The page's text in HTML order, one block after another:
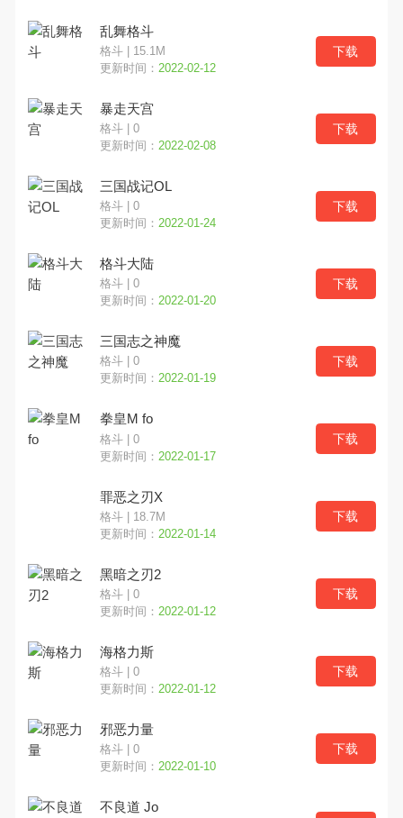
棋牌 恐怖
竞技对战
乱舞格斗
格斗 | 15.1M
更新时间： 2022-02-12
下载
暴走天宫
格斗 | 0
更新时间： 2022-02-08
下载
三国战记OL
格斗 | 0
更新时间： 2022-01-24
下载
格斗大陆
格斗 | 0
更新时间： 2022-01-20
下载
三国志之神魔
格斗 | 0
更新时间： 2022-01-19
下载
拳皇M fo
格斗 | 0
更新时间： 2022-01-17
下载
罪恶之刃X
格斗 | 18.7M
更新时间： 2022-01-14
下载
黑暗之刃2
格斗 | 0
更新时间： 2022-01-12
下载
海格力斯
格斗 | 0
更新时间： 2022-01-12
下载
邪恶力量
格斗 | 0
更新时间： 2022-01-10
下载
不良道 Jo